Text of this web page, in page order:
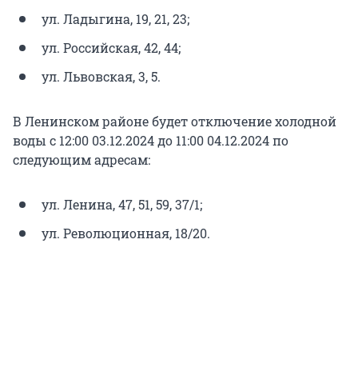
ул. Ладыгина, 19, 21, 23;
ул. Российская, 42, 44;
ул. Львовская, 3, 5.
В Ленинском районе будет отключение холодной
воды с 12:00 03.12.2024 до 11:00 04.12.2024 по
следующим адресам:
ул. Ленина, 47, 51, 59, 37/1;
ул. Революционная, 18/20.